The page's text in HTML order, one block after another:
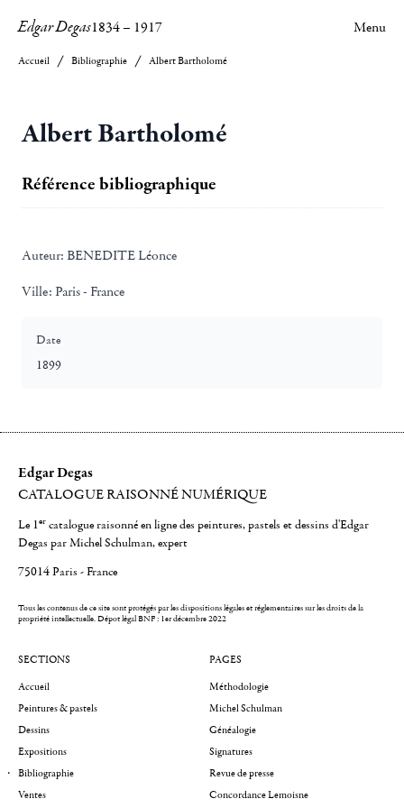
Edgar Degas1834– 1917 Menu
Accueil Bibliographie Albert Bartholomé
Albert Bartholomé
Référence bibliographique
Auteur: BENEDITE Léonce
Ville: Paris - France
Date
1899
Edgar Degas
CATALOGUE RAISONNÉ NUMÉRIQUE
Le 1er catalogue raisonné en ligne des peintures, pastels et dessins d'Edgar
Degas par Michel Schulman, expert
75014 Paris - France
Tous les contenus de ce site sont protégés par les dispositions légales et réglementaires sur les droits de la
propriété intellectuelle.Dépot légal BNF : 1er décembre 2022
SECTIONS
Accueil
Peintures & pastels
Dessins
Expositions
Bibliographie
Ventes
PAGES
Méthodologie
Michel Schulman
Généalogie
Signatures
Revue de presse
Concordance Lemoisne